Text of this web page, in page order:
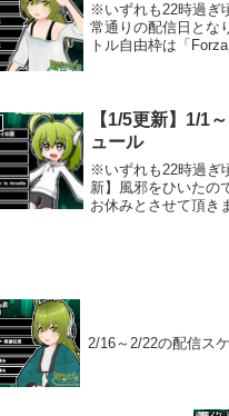
※いずれも22時過ぎ
常通りの配信日とな
トル自由枠は「
【1/5更新】1/1
ュール
※いずれも22時過ぎ
新】風邪をひいたの
お休みとさせて頂き
2/16～2/22の配信ス